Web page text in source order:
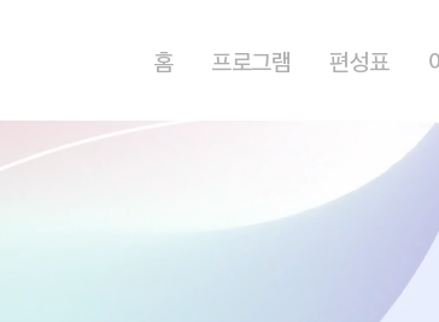
홈 프로그램 편성표